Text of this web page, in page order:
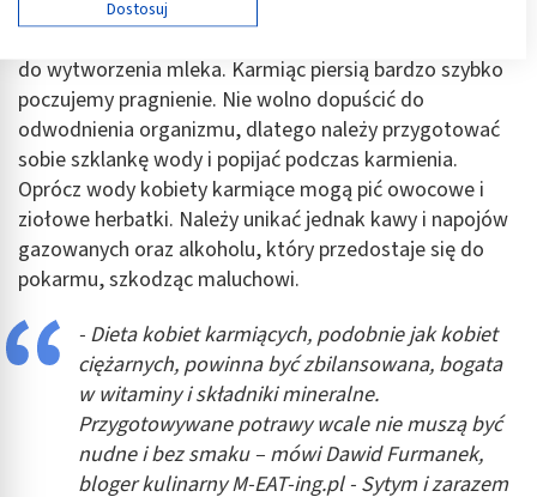
W diecie matki karmiącej oprócz posiłków ważna jest
do wytworzenia mleka. Karmiąc piersią bardzo szybko
poczujemy pragnienie. Nie wolno dopuścić do
odwodnienia organizmu, dlatego należy przygotować
sobie szklankę wody i popijać podczas karmienia.
Oprócz wody kobiety karmiące mogą pić owocowe i
ziołowe herbatki. Należy unikać jednak kawy i napojów
gazowanych oraz alkoholu, który przedostaje się do
pokarmu, szkodząc maluchowi.
- Dieta kobiet karmiących, podobnie jak kobiet
ciężarnych, powinna być zbilansowana, bogata
w witaminy i składniki mineralne.
Przygotowywane potrawy wcale nie muszą być
nudne i bez smaku – mówi Dawid Furmanek,
bloger kulinarny M-EAT-ing.pl - Sytym i zarazem
Cele przetwarzania IAB:
Przechowywanie informacji na urządzeniu lub
dostęp do nich
Wykorzystywanie ograniczonych danych do
wyboru reklam
Tworzenie profili w celu spersonalizowanych
reklam
Wykorzystanie profili do wyboru
spersonalizowanych reklam
Tworzenie profili w celu personalizacji treści
Wykorzystywanie profili w celu doboru
spersonalizowanych treści
Pomiar efektywności reklam
Dostosuj